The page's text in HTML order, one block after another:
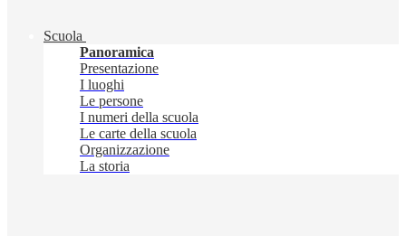
Scuola
Panoramica
Presentazione
I luoghi
Le persone
I numeri della scuola
Le carte della scuola
Organizzazione
La storia